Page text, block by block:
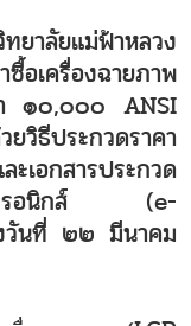
ยแม่ฟ้าหลวง
ซื้อเครื่องฉายภาพ
๑๐,๐๐๐ ANSI
ธีประกวดราคา
ะเอกสารประกวด
ล็กทรอนิกส์ (e-
นที่ ๒๒ มีนาคม